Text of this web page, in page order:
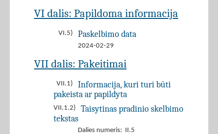
VI dalis: Papildoma informacija
VI.5) Paskelbimo data
2024-02-29
VII dalis: Pakeitimai
VII.1)
Informacija, kuri turi būti
pakeista ar papildyta
VII.1.2)
Taisytinas pradinio skelbimo
tekstas
Dalies numeris: II.5